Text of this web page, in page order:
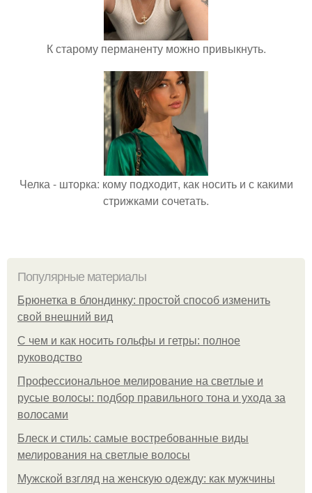
К старому перманенту можно привыкнуть.
Челка - шторка: кому подходит, как носить и с какими
стрижками сочетать.
Популярные материалы
Брюнетка в блондинку: простой способ изменить
свой внешний вид
С чем и как носить гольфы и гетры: полное
руководство
Профессиональное мелирование на светлые и
русые волосы: подбор правильного тона и ухода за
волосами
Блеск и стиль: самые востребованные виды
мелирования на светлые волосы
Мужской взгляд на женскую одежду: как мужчины